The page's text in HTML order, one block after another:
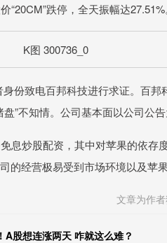
跌停，全天振幅达27.51%
致电百邦科技进行求证。百邦
”不知情。公司基本面以公司公告
炒股配资，其中对苹果的依存
经营极易受到市场环境以及苹果
文章为作
A股想连涨两天 咋就这么难？